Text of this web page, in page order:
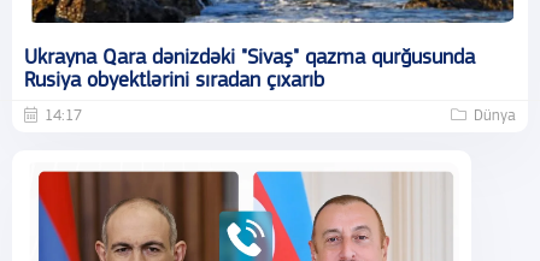
Ukrayna Qara dənizdəki "Sivaş" qazma qurğusunda
Rusiya obyektlərini sıradan çıxarıb
14:17 Dünya